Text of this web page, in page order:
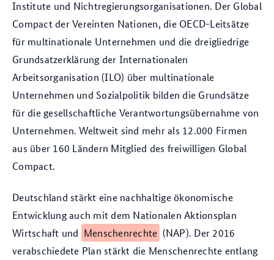
Institute und Nichtregierungsorganisationen. Der Global
Compact der Vereinten Nationen, die OECD-Leitsätze
für multinationale Unternehmen und die dreigliedrige
Grundsatzerklärung der Internationalen
Arbeitsorganisation (ILO) über multinationale
Unternehmen und Sozialpolitik bilden die Grundsätze
für die gesellschaftliche Verantwortungsübernahme von
Unternehmen. Weltweit sind mehr als 12.000 Firmen
aus über 160 Ländern Mitglied des freiwilligen Global
Compact.
Deutschland stärkt eine nachhaltige ökonomische
Entwicklung auch mit dem Nationalen Aktionsplan
Wirtschaft und Menschenrechte (NAP). Der 2016
verabschiedete Plan stärkt die Menschenrechte entlang